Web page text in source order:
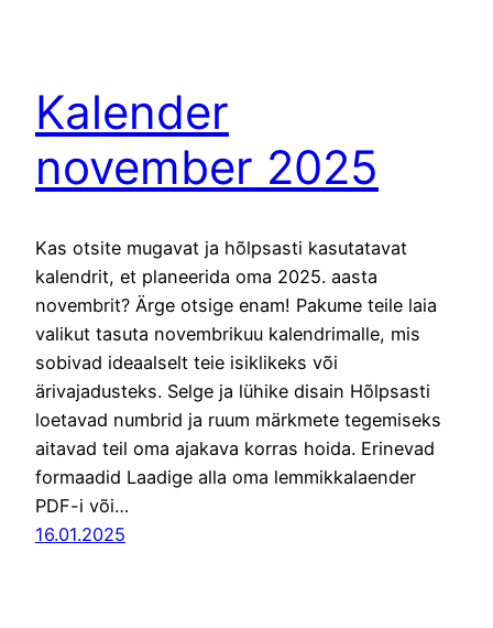
Kalender
november 2025
Kas otsite mugavat ja hõlpsasti kasutatavat
kalendrit, et planeerida oma 2025. aasta
novembrit? Ärge otsige enam! Pakume teile laia
valikut tasuta novembrikuu kalendrimalle, mis
sobivad ideaalselt teie isiklikeks või
ärivajadusteks. Selge ja lühike disain Hõlpsasti
loetavad numbrid ja ruum märkmete tegemiseks
aitavad teil oma ajakava korras hoida. Erinevad
formaadid Laadige alla oma lemmikkalaender
PDF-i või…
16.01.2025